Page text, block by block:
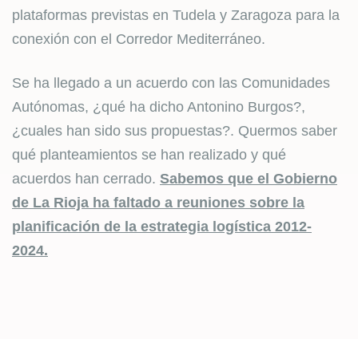
plataformas previstas en Tudela y Zaragoza para la
conexión con el Corredor Mediterráneo.
Se ha llegado a un acuerdo con las Comunidades
Autónomas, ¿qué ha dicho Antonino Burgos?,
¿cuales han sido sus propuestas?. Quermos saber
qué planteamientos se han realizado y qué
acuerdos han cerrado. Sabemos que el Gobierno
de La Rioja ha faltado a reuniones sobre la
planificación de la estrategia logística 2012-
2024.